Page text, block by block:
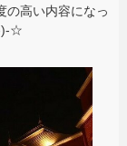
の高い内容になっ
)-☆